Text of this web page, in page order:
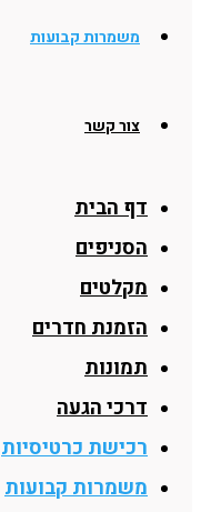
משמרות קבועות
צור קשר
דף הבית
הסניפים
מקלטים
הזמנת חדרים
תמונות
דרכי הגעה
רכישת כרטיסיות
משמרות קבועות